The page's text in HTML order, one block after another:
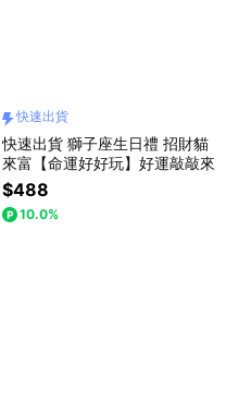
快速出貨
快速出貨 獅子座生日禮 招財貓
來富【命運好好玩】好運敲敲來
$488
10.0%